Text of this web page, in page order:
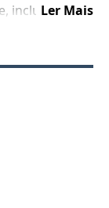
Ler Mais
inclusive a
saltos,
a glória em
da cidade
surpreender